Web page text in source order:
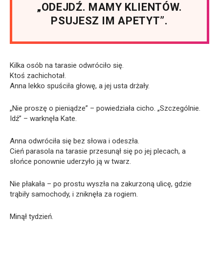
„ODEJDŹ. MAMY KLIENTÓW.
PSUJESZ IM APETYT”.
Kilka osób na tarasie odwróciło się.
Ktoś zachichotał.
Anna lekko spuściła głowę, a jej usta drżały.
„Nie proszę o pieniądze” – powiedziała cicho. „Szczególnie.
Idź” – warknęła Kate.
Anna odwróciła się bez słowa i odeszła.
Cień parasola na tarasie przesunął się po jej plecach, a
słońce ponownie uderzyło ją w twarz.
Nie płakała – po prostu wyszła na zakurzoną ulicę, gdzie
trąbiły samochody, i zniknęła za rogiem.
Minął tydzień.